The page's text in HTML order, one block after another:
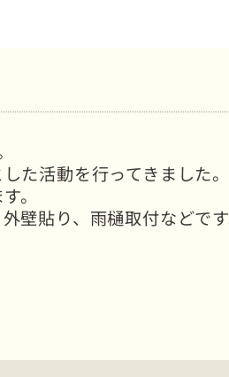
た活動を行ってきました。
。
壁貼り、雨樋取付などです